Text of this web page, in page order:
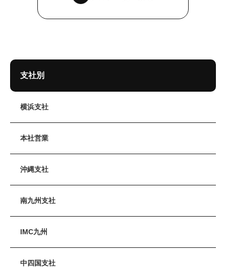
支社別
横浜支社
本社営業
沖縄支社
南九州支社
IMC九州
中四国支社